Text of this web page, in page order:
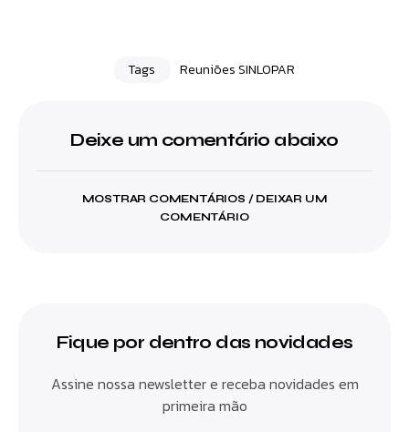
Tags Reuniões SINLOPAR
Deixe um comentário abaixo
MOSTRAR COMENTÁRIOS / DEIXAR UM
COMENTÁRIO
Fique por dentro das novidades
Assine nossa newsletter e receba novidades em
primeira mão